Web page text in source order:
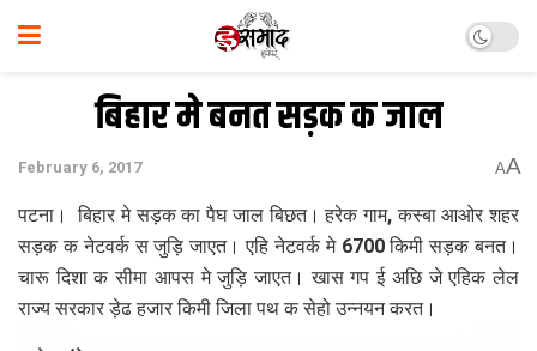
बिहार मे बनत सड़क क जाल
February 6, 2017 AA
पटना। बिहार मे सड़क का पैघ जाल बिछत। हरेक गाम, कस्बा आओर शहर
सड़क क नेटवर्क स जुड़ि जाएत। एहि नेटवर्क मे 6700 किमी सड़क बनत।
चारू दिशा क सीमा आपस मे जुड़ि जाएत। खास गप ई अछि जे एहिक लेल
राज्य सरकार ड़ेढ हजार किमी जिला पथ क सेहो उन्नयन करत।